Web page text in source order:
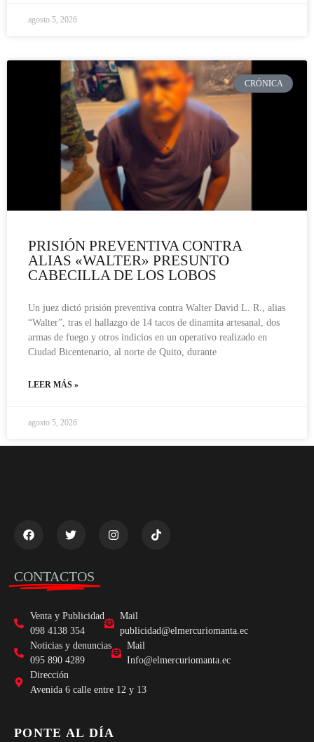
agosto 5, 2026
CRÓNICA
PRISIÓN PREVENTIVA CONTRA
ALIAS «WALTER» PRESUNTO
CABECILLA DE LOS LOBOS
Un juez dictó prisión preventiva contra Walter David L. R., alias
“Walter”, tras el hallazgo de 14 tacos de dinamita artesanal, dos
armas de fuego y otros indicios en un operativo realizado en
Ciudad Bicentenario, al norte de Quito, durante
LEER MÁS »
agosto 5, 2026
CONTACTOS
Venta y Publicidad
098 4138 354
Mail
publicidad@elmercuriomanta.ec
Noticias y denuncias
095 890 4289
Mail
Info@elmercuriomanta.ec
Dirección
Avenida 6 calle entre 12 y 13
PONTE AL DÍA